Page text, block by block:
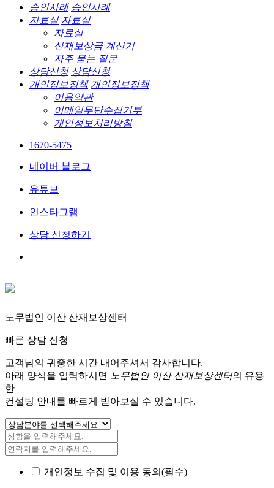
승인사례 승인사례
자료실 자료실
자료실
산재보상금 계산기
자주 묻는 질문
상담신청 상담신청
개인정보정책 개인정보정책
이용약관
이메일무단수집거부
개인정보처리방침
1670-5475
네이버 블로그
유튜브
인스타그램
상담 신청하기
노무법인 이산 산재보상센터
빠른 상담 신청
고객님의 귀중한 시간 내어주셔서 감사합니다.
아래 양식을 입력하시면
노무법인 이산 산재보상센터의 유용
한
컨설팅 안내를 빠르게 받아보실 수 있습니다.
개인정보 수집 및 이용 동의(필수)